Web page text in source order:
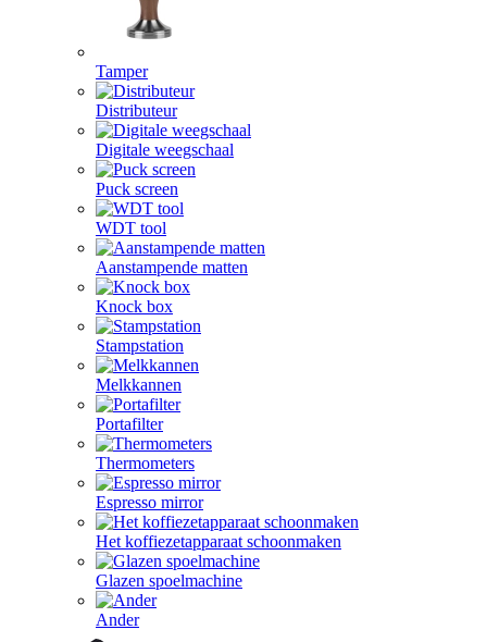
Tamper
Distributeur
Digitale weegschaal
Puck screen
WDT tool
Aanstampende matten
Knock box
Stampstation
Melkkannen
Portafilter
Thermometers
Espresso mirror
Het koffiezetapparaat schoonmaken
Glazen spoelmachine
Ander